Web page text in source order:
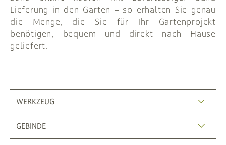
Lieferung in den Garten – so erhalten Sie genau
die Menge, die Sie für Ihr Gartenprojekt
benötigen, bequem und direkt nach Hause
geliefert.
WERKZEUG
GEBINDE